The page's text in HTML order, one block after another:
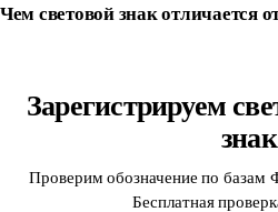
Чем световой знак отличается
Зарегистрируем
знак
Проверим обозначение по базам
Бесплатная